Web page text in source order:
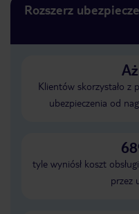
Rozszerz
Klientów skorzystało z
ubezpieczenia od
tyle wyniósł koszt
przez